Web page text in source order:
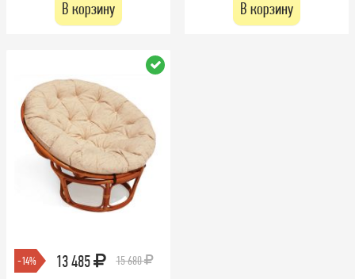
В корзину В корзину
-14% 13 485 15 680